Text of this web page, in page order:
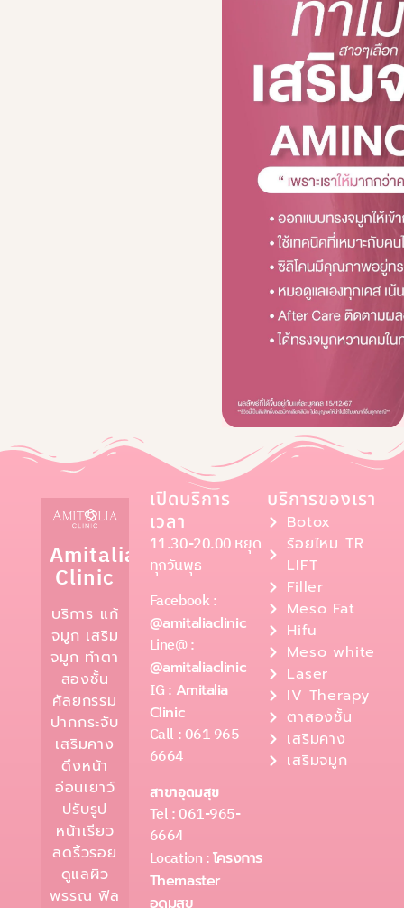
Amitalia
Clinic
บริการ แก้
จมูก เสริม
จมูก ทำตา
สองชั้น
ศัลยกรรม
ปากกระจับ
เสริมคาง
ดึงหน้า
อ่อนเยาว์
ปรับรูป
หน้าเรียว
ลดริ้วรอย
ดูแลผิว
พรรณ ฟิล
เปิดบริการ
เวลา
11.30-20.00 หยุด
ทุกวันพุธ
Facebook :
@amitaliaclinic
Line@ :
@amitaliaclinic
IG : Amitalia
Clinic
Call : 061 965
6664
สาขาอุดมสุข
Tel : 061-965-
6664
Location :โครงการ
Themaster
อุดมสุข
บริการของเรา
Botox
ร้อยไหม TR
LIFT
Filler
Meso Fat
Hifu
Meso white
Laser
IV Therapy
ตาสองชั้น
เสริมคาง
เสริมจมูก